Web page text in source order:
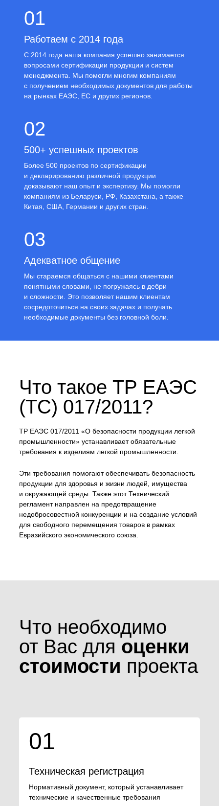
01
Работаем с 2014 года
С 2014 года наша компания успешно занимается
вопросами сертификации продукции и систем
менеджмента. Мы помогли многим компаниям
с получением необходимых документов для работы
на рынках ЕАЭС, ЕС и других регионов.
Более 500 проектов по сертификации
и декларированию различной продукции
доказывают наш опыт и экспертизу. Мы помогли
компаниям из Беларуси, РФ, Казахстана, а также
Китая, США, Германии и других стран.
500+ успешных проектов
02
Мы стараемся общаться с нашими клиентами
понятными словами, не погружаясь в дебри
и сложности. Это позволяет нашим клиентам
сосредоточиться на своих задачах и получать
необходимые документы без головной боли.
Адекватное общение
03
Что такое ТР ЕАЭС
(ТС) 017/2011?
ТР ЕАЭС 017/2011 «О безопасности продукции легкой
промышленности» устанавливает обязательные
требования к изделиям легкой промышленности.
Эти требования помогают обеспечивать безопасность
продукции для здоровья и жизни людей, имущества
и окружающей среды. Также этот Технический
регламент направлен на предотвращение
недобросовестной конкуренции и на создание условий
для свободного перемещения товаров в рамках
Евразийского экономического союза.
Что необходимо
от Вас для оценки
стоимости проекта
Техническая регистрация
Нормативный документ, который устанавливает
технические и качественные требования
01